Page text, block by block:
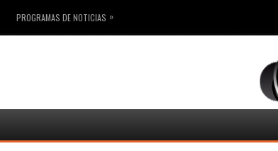
PROGRAMAS DE NOTICIAS »